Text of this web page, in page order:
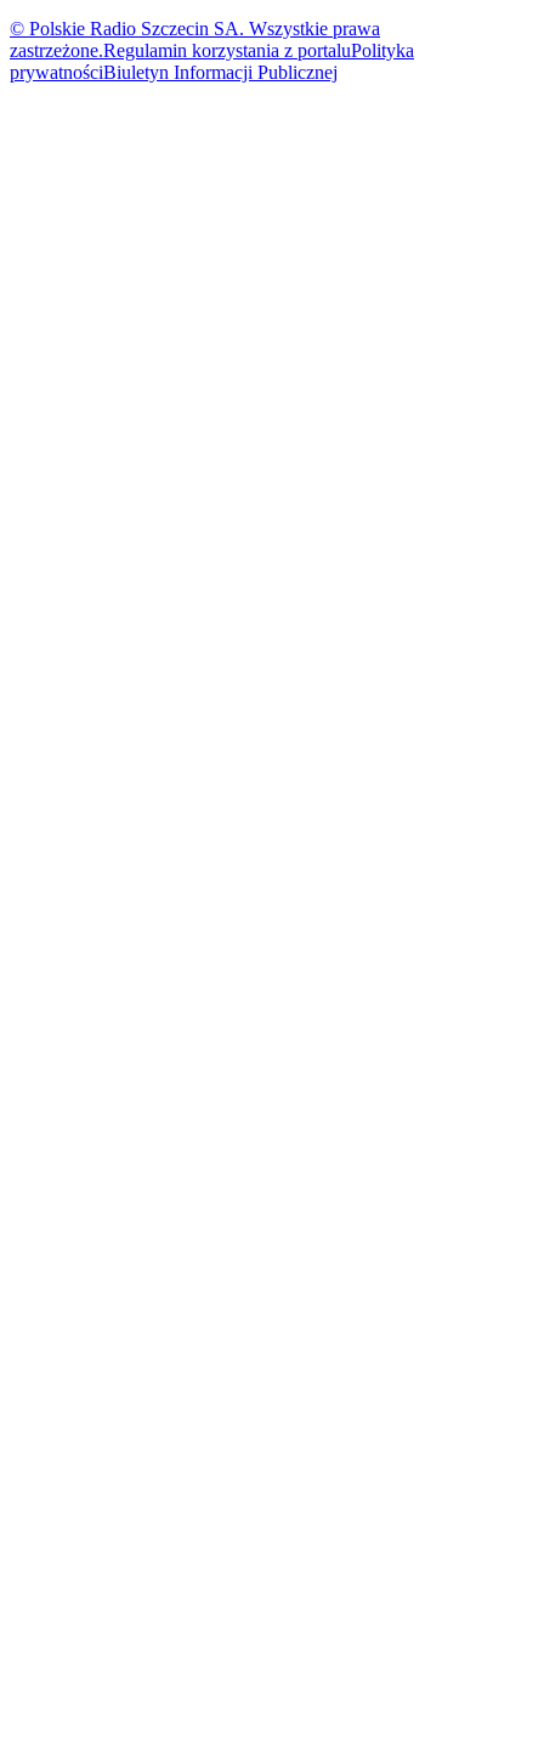
© Polskie Radio Szczecin SA. Wszystkie prawa
zastrzeżone.Regulamin korzystania z portaluPolityka
prywatnościBiuletyn Informacji Publicznej